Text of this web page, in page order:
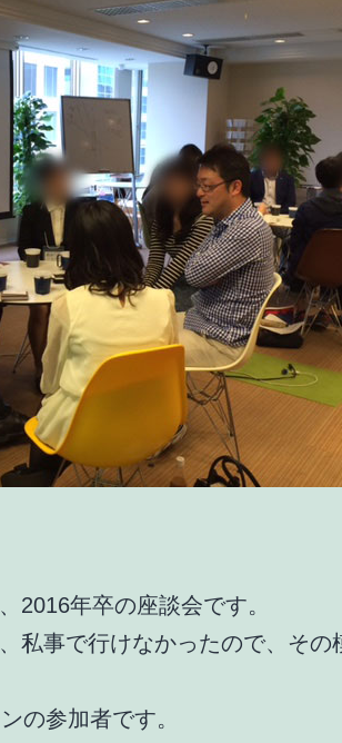
2016年卒の座談会です。
私事で行けなかったので、その
の参加者です。